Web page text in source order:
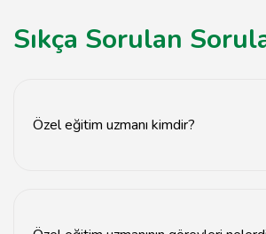
Sıkça Sorulan
Özel eğitim uzmanı kimdir?